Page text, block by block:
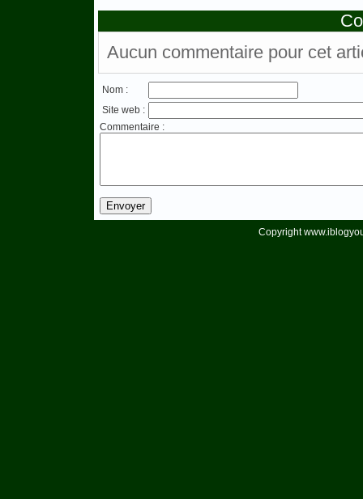
Aucun commentaire pour cet
Nom :
Site web :
Commentaire :
Copyright